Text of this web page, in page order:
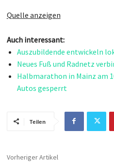
Quelle anzeigen
Auch interessant:
Auszubildende entwickeln
Neues Fuß und Radnetz
Halbmarathon in Mainz am
Autos gesperrt
Teilen
Vorheriger Artikel